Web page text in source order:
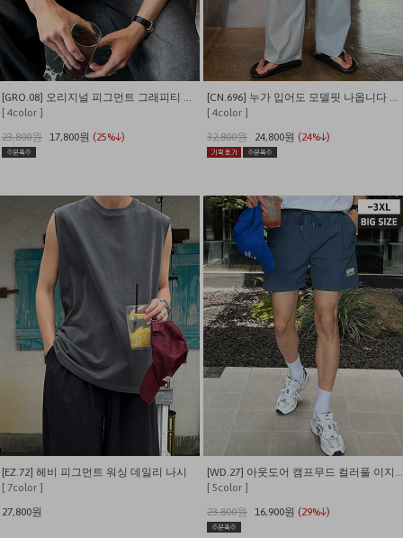
[GRO.08] 오리지널 피그먼트 그래피티 티셔츠
[ 4color ]
23,800원 17,800원 (25%↓)
[CN.696] 누가 입어도 모델핏 나옵니다 나일론 카고 밴딩 와이드팬츠
[ 4color ]
32,800원
24,800원 (24%↓)
[EZ.72] 헤비 피그먼트 워싱 데일리 나시
[ 7color ]
27,800원
[ 5color ]
23,800원 16,900원 (29%↓)